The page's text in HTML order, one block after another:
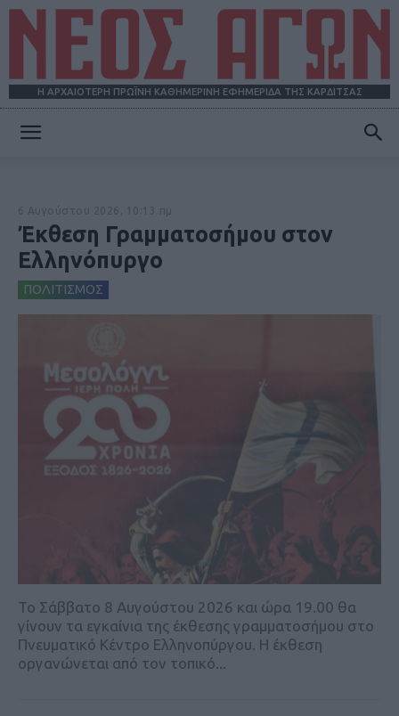
Η ΑΡΧΑΙΟΤΕΡΗ ΠΡΩΪΝΗ ΚΑΘΗΜΕΡΙΝΗ ΕΦΗΜΕΡΙΔΑ ΤΗΣ ΚΑΡΔΙΤΣΑΣ
Έκθεση Γραμματοσήμου στον
Ελληνόπυργο
ΠΟΛΙΤΙΣΜΟΣ
Το Σάββατο 8 Αυγούστου 2026 και ώρα 19.00 θα
γίνουν τα εγκαίνια της έκθεσης γραμματοσήμου στο
Πνευματικό Κέντρο Ελληνοπύργου. Η έκθεση
οργανώνεται από τον τοπικό...